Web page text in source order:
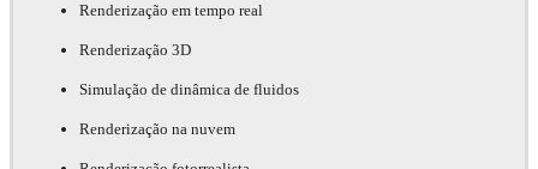
Renderização em tempo real
Renderização 3D
Simulação de dinâmica de fluidos
Renderização na nuvem